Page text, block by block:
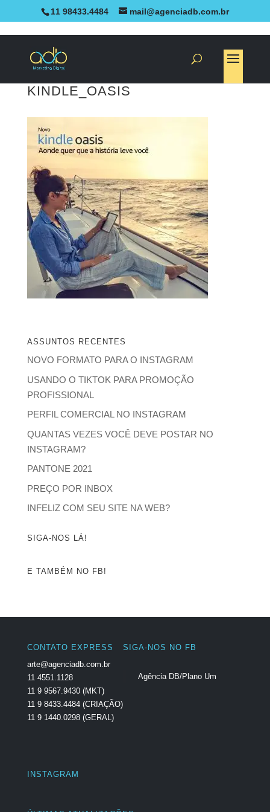
11 98433.4484 mail@agenciadb.com.br
KINDLE_OASIS
ASSUNTOS RECENTES
NOVO FORMATO PARA O INSTAGRAM
USANDO O TIKTOK PARA PROMOÇÃO
PROFISSIONAL
PERFIL COMERCIAL NO INSTAGRAM
QUANTAS VEZES VOCÊ DEVE POSTAR NO
INSTAGRAM?
PANTONE 2021
PREÇO POR INBOX
INFELIZ COM SEU SITE NA WEB?
SIGA-NOS LÁ!
E TAMBÉM NO FB!
CONTATO EXPRESS
arte@agenciadb.com.br
11 4551.1128
11 9 9567.9430 (MKT)
11 9 8433.4484 (CRIAÇÃO)
11 9 1440.0298 (GERAL)
SIGA-NOS NO FB
Agência DB/Plano Um
INSTAGRAM